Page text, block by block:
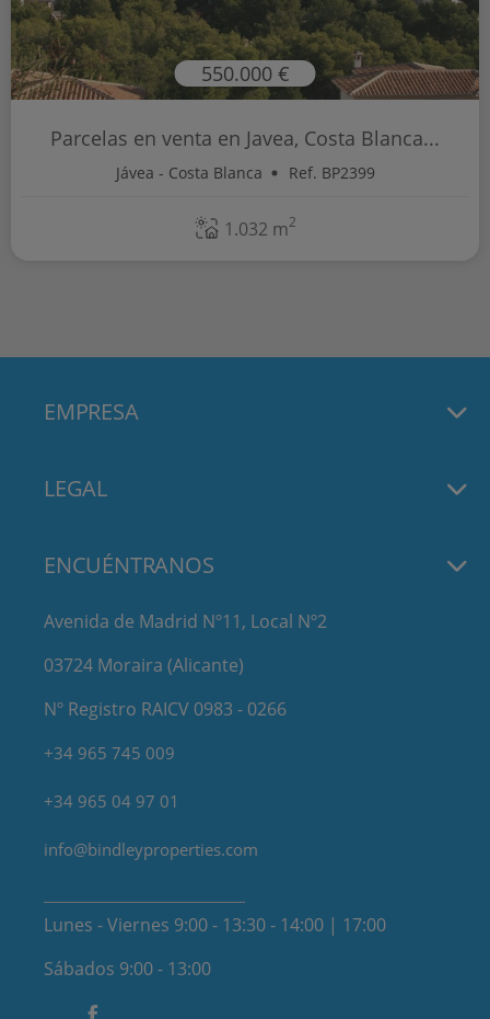
550.000 €
Parcelas en venta en Javea, Costa Blanca...
Jávea - Costa Blanca Ref. BP2399
1.032 m2
EMPRESA
LEGAL
ENCUÉNTRANOS
Avenida de Madrid Nº11, Local Nº2
03724 Moraira (Alicante)
Nº Registro RAICV 0983 - 0266
+34 965 745 009
+34 965 04 97 01
info@bindleyproperties.com
Lunes - Viernes 9:00 - 13:30 - 14:00 | 17:00
Sábados 9:00 - 13:00